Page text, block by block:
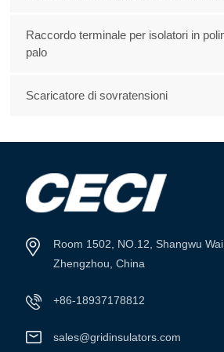
Raccordo terminale per isolatori in
palo
Scaricatore di sovratensioni
Room 1502, NO.12, Shangwu
Zhengzhou, China
+86-18937178812
sales@gridinsulators.com